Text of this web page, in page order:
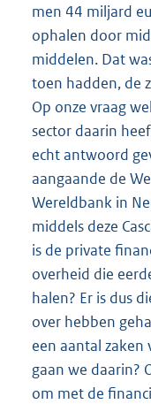
men 44 miljard
ophalen door
middelen. Dat
toen hadden, de
Op onze vraag
sector daarin
echt antwoord
aangaande de
Wereldbank in
middels deze
is de private
overheid die
halen? Er is dus
over hebben
een aantal zaken
gaan we daarin?
om met de